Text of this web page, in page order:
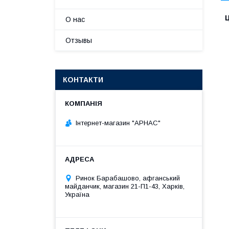
О нас
Отзывы
КОНТАКТИ
Інтернет-магазин "АРНАС"
Ринок Барабашово, афганський
майданчик, магазин 21-П1-43, Харків,
Україна